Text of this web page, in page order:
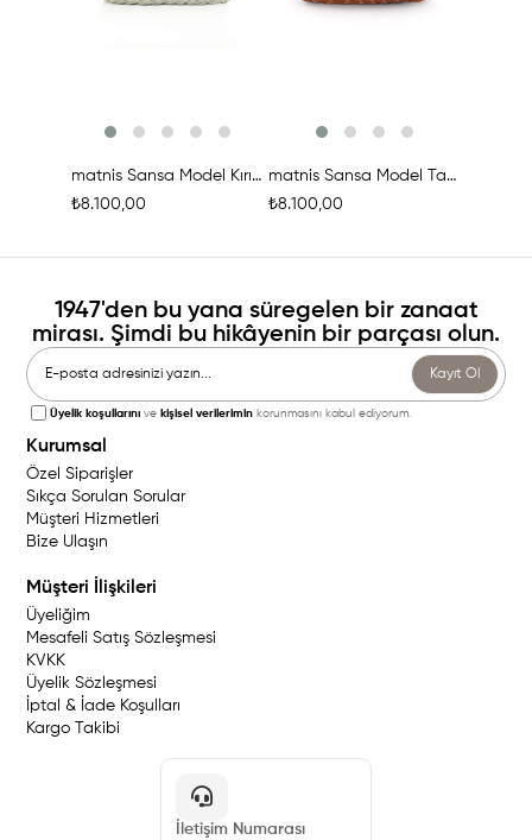
matnis Sansa Model Kırık Beyaz Deri Örgü Çanta
₺8.100,00
matnis Sansa Model Taba Rengi Deri Örgü Çanta
₺8.100,00
1947'den bu yana süregelen bir zanaat
mirası. Şimdi bu hikâyenin bir parçası olun.
Kayıt Ol
Üyelik koşullarını ve kişisel verilerimin korunmasını kabul ediyorum.
Kurumsal
Özel Siparişler
Sıkça Sorulan Sorular
Müşteri Hizmetleri
Bize Ulaşın
Müşteri İlişkileri
Üyeliğim
Mesafeli Satış Sözleşmesi
KVKK
Üyelik Sözleşmesi
İptal & İade Koşulları
Kargo Takibi
İletişim Numarası